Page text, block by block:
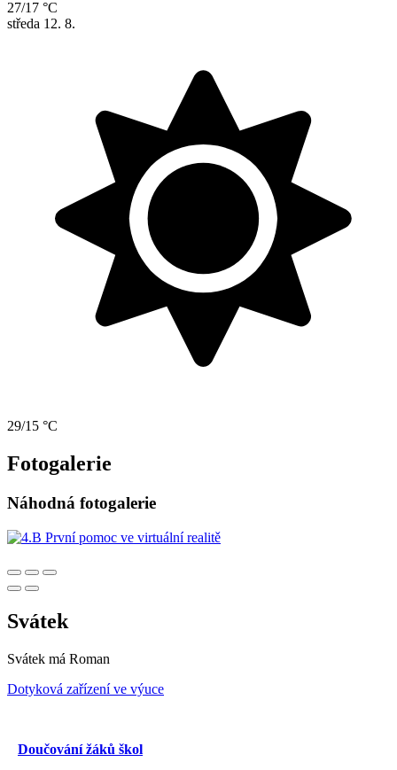
27/17 °C
středa 12. 8.
29/15 °C
Fotogalerie
Náhodná fotogalerie
Svátek
Svátek má Roman
Dotyková zařízení ve výuce
Doučování žáků škol